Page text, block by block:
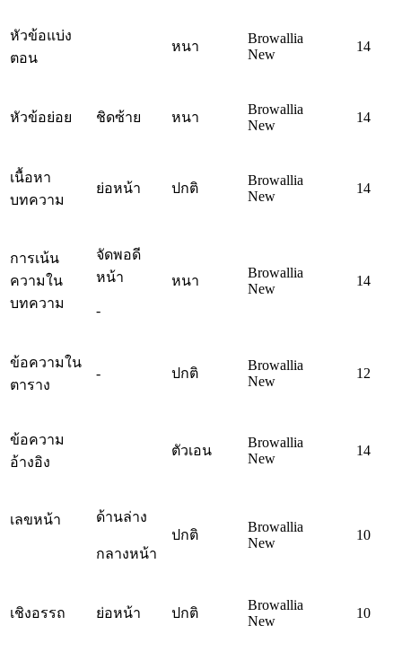
หัวข้อแบ่ง
ตอน
หนา
Browallia
New
14
หัวข้อย่อย ชิดซ้าย หนา
Browallia
New
14
เนื้อหา
บทความ
ย่อหน้า ปกติ
Browallia
New
14
การเน้น
ความใน
บทความ
จัดพอดี
หน้า
-
หนา
Browallia
New
14
ข้อความใน
ตาราง
- ปกติ
Browallia
New
12
ข้อความ
อ้างอิง
ตัวเอน
Browallia
New
14
เลขหน้า ด้านล่าง
กลางหน้า
ปกติ
Browallia
New
10
เชิงอรรถ ย่อหน้า ปกติ
Browallia
New
10